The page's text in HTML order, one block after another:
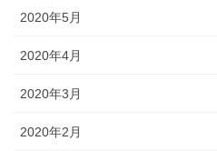
2020年5月
2020年4月
2020年3月
2020年2月